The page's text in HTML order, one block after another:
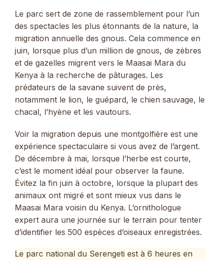
Le parc sert de zone de rassemblement pour l’un
des spectacles les plus étonnants de la nature, la
migration annuelle des gnous. Cela commence en
juin, lorsque plus d’un million de gnous, de zèbres
et de gazelles migrent vers le Maasai Mara du
Kenya à la recherche de pâturages. Les
prédateurs de la savane suivent de près,
notamment le lion, le guépard, le chien sauvage, le
chacal, l’hyène et les vautours.
Voir la migration depuis une montgolfière est une
expérience spectaculaire si vous avez de l’argent.
De décembre à mai, lorsque l’herbe est courte,
c’est le moment idéal pour observer la faune.
Évitez la fin juin à octobre, lorsque la plupart des
animaux ont migré et sont mieux vus dans le
Maasai Mara voisin du Kenya. L’ornithologue
expert aura une journée sur le terrain pour tenter
d’identifier les 500 espèces d’oiseaux enregistrées.
Le parc national du Serengeti est à 6 heures en